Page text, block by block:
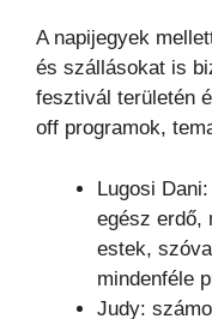
A napijegyek
és szállásokat is
fesztivál területén
off programok,
Lugosi
egész erdő,
estek,
mindenféle
Judy: